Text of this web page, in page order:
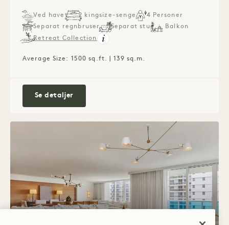
Ved havet 2 kingsize-senge
4 Personer
Separat regnbruser
Separat stue
Balkon
Retreat Collection
Average Size: 1500 sq.ft. | 139 sq.m.
Se detaljerOcean Two Bedroom Suite og balkon